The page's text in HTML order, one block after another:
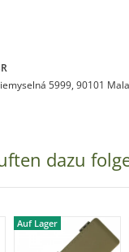
5999, 90101
dazu
Auf Lager